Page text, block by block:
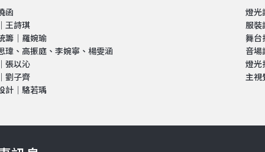
函
王詩琪
籌｜羅婉瑜
瑋、高振庭、李婉寧、楊雯涵
張以沁
劉子齊
計｜駱若瑀
燈光
服裝
舞台
音場
燈光
主視